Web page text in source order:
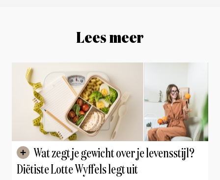
Lees meer
Diëtiste Lotte Wyffels legt uit